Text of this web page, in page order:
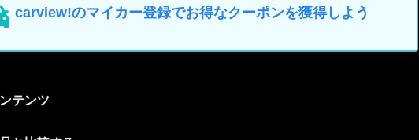
carview!のマイカー登録でお得なクーポンを獲得しよう
テンツ